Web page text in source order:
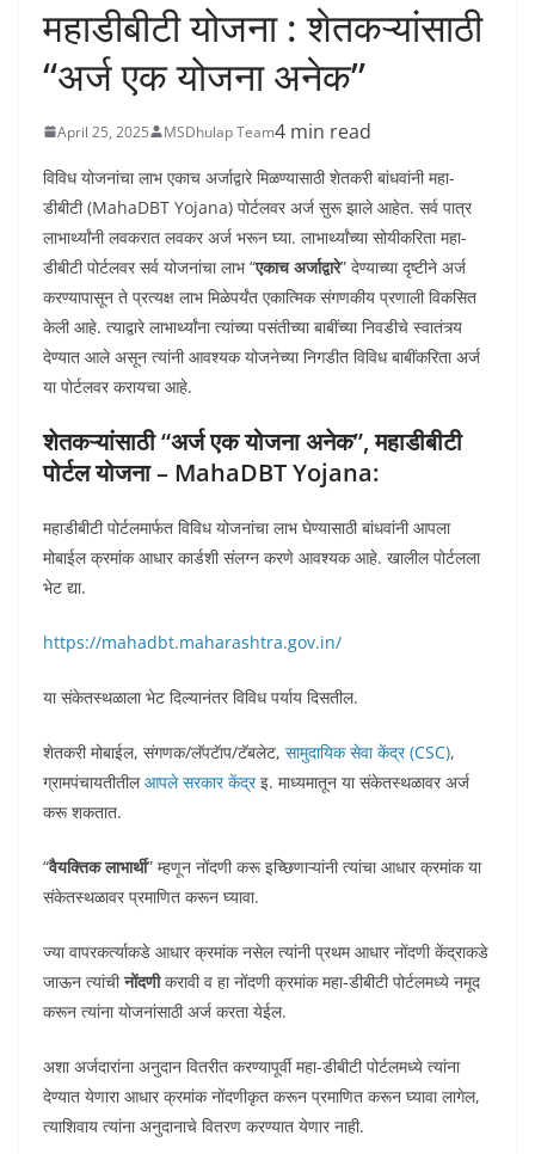
महाडीबीटी योजना : शेतकऱ्यांसाठी
“अर्ज एक योजना अनेक”
April 25, 2025 MSDhulap Team4 min read
विविध योजनांचा लाभ एकाच अर्जाद्वारे मिळण्यासाठी शेतकरी बांधवांनी महा-
डीबीटी (MahaDBT Yojana) पोर्टलवर अर्ज सुरू झाले आहेत. सर्व पात्र
लाभार्थ्यांनी लवकरात लवकर अर्ज भरून घ्या. लाभार्थ्यांच्या सोयीकरिता महा-
डीबीटी पोर्टलवर सर्व योजनांचा लाभ “एकाच अर्जाद्वारे” देण्याच्या दृष्टीने अर्ज
करण्यापासून ते प्रत्यक्ष लाभ मिळेपर्यंत एकात्मिक संगणकीय प्रणाली विकसित
केली आहे. त्याद्वारे लाभार्थ्यांना त्यांच्या पसंतीच्या बाबींच्या निवडीचे स्वातंत्र्य
देण्यात आले असून त्यांनी आवश्यक योजनेच्या निगडीत विविध बाबींकरिता अर्ज
या पोर्टलवर करायचा आहे.
शेतकऱ्यांसाठी “अर्ज एक योजना अनेक”, महाडीबीटी
पोर्टल योजना – MahaDBT Yojana:
महाडीबीटी पोर्टलमार्फत विविध योजनांचा लाभ घेण्यासाठी बांधवांनी आपला
मोबाईल क्रमांक आधार कार्डशी संलग्न करणे आवश्यक आहे. खालील पोर्टलला
भेट द्या.
https://mahadbt.maharashtra.gov.in/
या संकेतस्थळाला भेट दिल्यानंतर विविध पर्याय दिसतील.
शेतकरी मोबाईल, संगणक/लॅपटॅाप/टॅबलेट, सामुदायिक सेवा केंद्र (CSC),
ग्रामपंचायतीतीलआपले सरकार केंद्रइ. माध्यमातून या संकेतस्थळावर अर्ज
करू शकतात.
“वैयक्तिक लाभार्थी” म्हणून नोंदणी करू इच्छिणाऱ्यांनी त्यांचा आधार क्रमांक या
संकेतस्थळावर प्रमाणित करून घ्यावा.
ज्या वापरकर्त्याकडे आधार क्रमांक नसेल त्यांनी प्रथम आधार नोंदणी केंद्राकडे
जाऊन त्यांचीनोंदणीकरावी व हा नोंदणी क्रमांक महा-डीबीटी पोर्टलमध्ये नमूद
करून त्यांना योजनांसाठी अर्ज करता येईल.
अशा अर्जदारांना अनुदान वितरीत करण्यापूर्वी महा-डीबीटी पोर्टलमध्ये त्यांना
देण्यात येणारा आधार क्रमांक नोंदणीकृत करून प्रमाणित करून घ्यावा लागेल,
त्याशिवाय त्यांना अनुदानाचे वितरण करण्यात येणार नाही.